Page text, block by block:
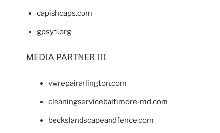
capishcaps.com
gpsyfl.org
MEDIA PARTNER III
vwrepairarlington.com
cleaningservicebaltimore-md.com
beckslandscapeandfence.com